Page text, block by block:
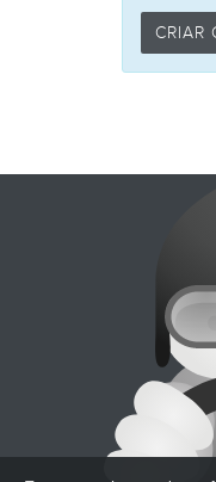
CRIAR